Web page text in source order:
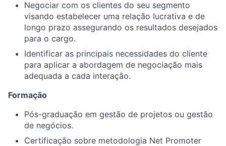
Negociar com os clientes do seu segmento
visando estabelecer uma relação lucrativa e de
longo prazo assegurando os resultados desejados
para o cargo.
Identificar as principais necessidades do cliente
para aplicar a abordagem de negociação mais
adequada a cada interação.
Formação
Pós-graduação em gestão de projetos ou gestão
de negócios.
Certificação sobre metodologia Net Promoter